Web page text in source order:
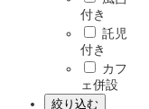
付き
託児
付き
カフ
ェ併設